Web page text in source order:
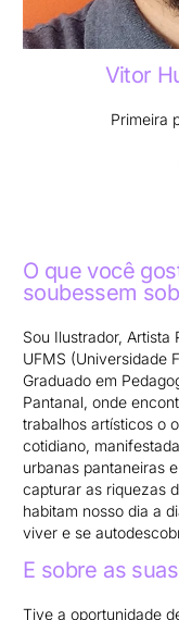
Vitor
Primeira
O que você
soubessem
Sou Ilustrador, Artista
UFMS (Universidade
Graduado em
Pantanal, onde
trabalhos artísticos o
cotidiano,
urbanas pantaneiras
capturar as riquezas
habitam nosso dia a
viver e se
E sobre as
Tive a oportunidade